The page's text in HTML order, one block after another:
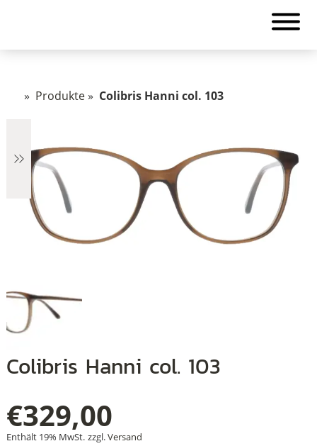
» Produkte» Colibris Hanni col. 103
Colibris Hanni col. 103
€329,00
Enthält 19% MwSt. zzgl.Versand
+
+
+